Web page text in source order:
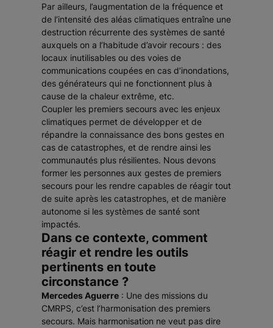
Par ailleurs, l’augmentation de la fréquence et
de l’intensité des aléas climatiques entraîne une
destruction récurrente des systèmes de santé
auxquels on a l’habitude d’avoir recours : des
locaux inutilisables ou des voies de
communications coupées en cas d’inondations,
des générateurs qui ne fonctionnent plus à
cause de la chaleur extrême, etc.
Coupler les premiers secours avec les enjeux
climatiques permet de développer et de
répandre la connaissance des bons gestes en
cas de catastrophes, et de rendre ainsi les
communautés plus résilientes. Nous devons
former les personnes aux gestes de premiers
secours pour les rendre capables de réagir tout
de suite après les catastrophes, et de manière
autonome si les systèmes de santé sont
impactés.
Dans ce contexte, comment
réagir et rendre les outils
pertinents en toute
circonstance ?
Mercedes Aguerre : Une des missions du
CMRPS, c’est l’harmonisation des premiers
secours. Mais harmonisation ne veut pas dire